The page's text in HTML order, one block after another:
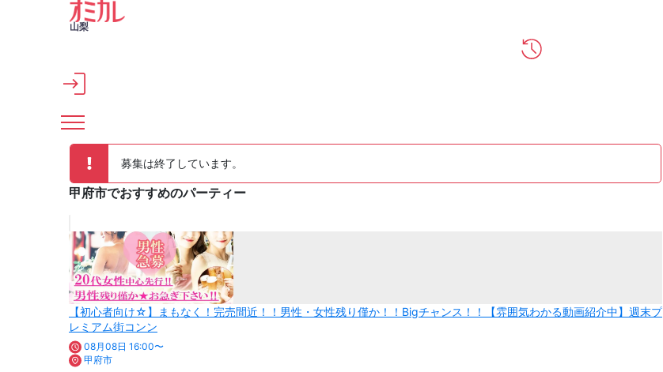
メインコンテンツへスキップ
山梨
募集は終了しています。
甲府市でおすすめのパーティー
【初心者向け☆】まもなく！完売間近！！男性・女性残り僅か！！Bigチャンス！！【雰囲気わかる動画紹介中】週末プ
レミアム街コンン
08月08日 16:00〜
甲府市